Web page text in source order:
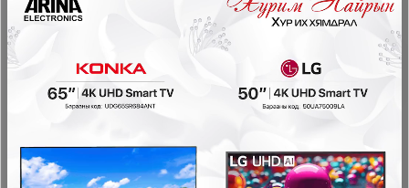
599,900₮
- 70,000₮